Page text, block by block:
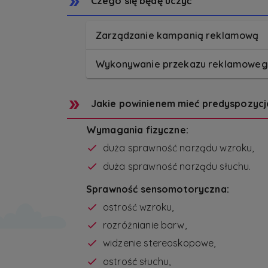
Zarządzanie kampanią reklamową
Wykonywanie przekazu
Jakie powinienem mieć
Wymagania fizyczne:
duża sprawność narządu wzroku,
duża sprawność narządu słuchu.
Sprawność sensomotoryczna:
ostrość wzroku,
rozróżnianie barw,
widzenie stereoskopowe,
ostrość słuchu,